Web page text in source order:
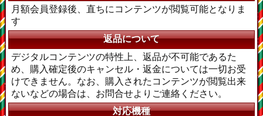
月額会員登録後、直ちにコンテンツが閲覧可能となりま
す
返品について
デジタルコンテンツの特性上、返品が不可能であるた
め、購入確定後のキャンセル・返金については一切お受
けできません。なお、購入されたコンテンツが閲覧出来
ないなどの場合は、お問合せよりご連絡ください。
対応機種